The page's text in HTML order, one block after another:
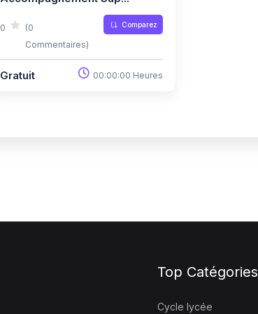
0
(0
Commentaires)
Comparez
Gratuit 00:00:00 Heures
Top Catégories
Cycle lycée